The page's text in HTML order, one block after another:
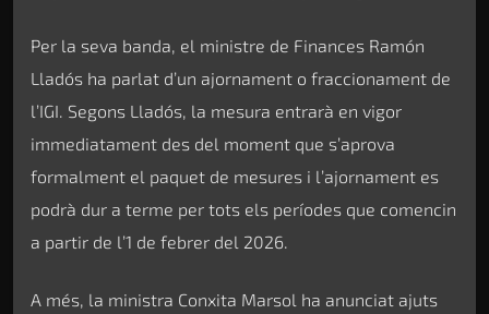
Per la seva banda, el ministre de Finances Ramón
Lladós ha parlat d’un ajornament o fraccionament de
l’IGI. Segons Lladós, la mesura entrarà en vigor
immediatament des del moment que s’aprova
formalment el paquet de mesures i l’ajornament es
podrà dur a terme per tots els períodes que comencin
a partir de l’1 de febrer del 2026.
A més, la ministra Conxita Marsol ha anunciat ajuts